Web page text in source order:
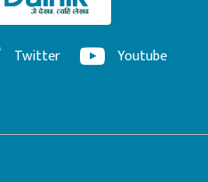
Twitter Youtube